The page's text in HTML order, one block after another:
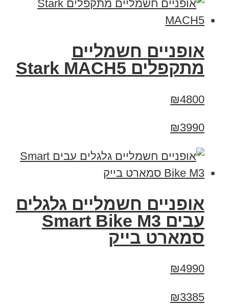
‏אופניים חשמליים
‏מתקפלים Stark MACH5
₪4800
₪3990
אופניים חשמליים גלגלים
עבים Smart Bike M3
סמארט בייק
₪4990
₪3385